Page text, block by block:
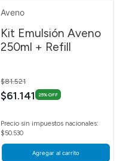
Aveno
Kit Emulsión Aveno
250ml + Refill
Price reduced from
$81.521
$61.141 25% OFF
Precio sin impuestos nacionales:
$50.530
Agregar al carrito